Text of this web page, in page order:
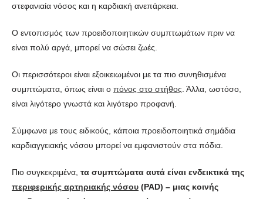
στεφανιαία νόσος και η καρδιακή ανεπάρκεια.
Ο εντοπισμός των προειδοποιητικών συμπτωμάτων πριν να
είναι πολύ αργά, μπορεί να σώσει ζωές.
Οι περισσότεροι είναι εξοικειωμένοι με τα πιο συνηθισμένα
συμπτώματα, όπως είναι ο πόνος στο στήθος . Άλλα, ωστόσο,
είναι λιγότερο γνωστά και λιγότερο προφανή.
Σύμφωνα με τους ειδικούς, κάποια προειδοποιητικά σημάδια
καρδιαγγειακής νόσου μπορεί να εμφανιστούν στα πόδια.
Πιο συγκεκριμένα, τα συμπτώματα αυτά είναι ενδεικτικά της
περιφερικής αρτηριακής νόσου (PAD) – μιας κοινής